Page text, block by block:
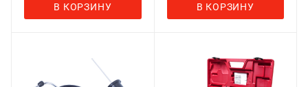
В КОРЗИНУ В КОРЗИНУ